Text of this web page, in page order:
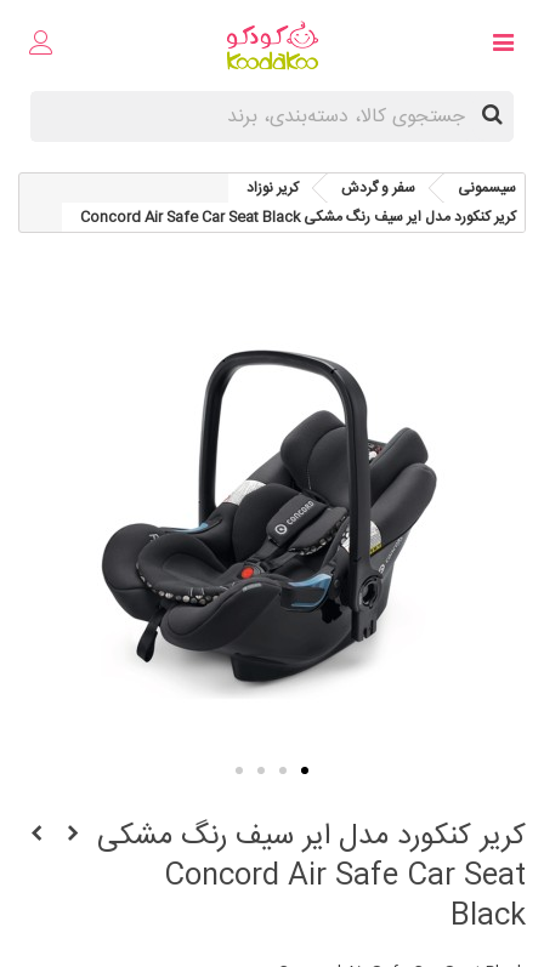
سیسمونی سفر و گردش
کریر نوزاد
کریر کنکورد مدل ایر سیف رنگ مشکی Concord Air Safe Car Seat Black
کریر کنکورد مدل ایر سیف رنگ مشکی
Concord Air Safe Car Seat
Black